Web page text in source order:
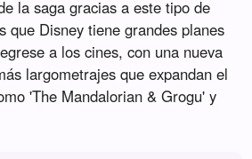
la saga gracias a este tipo de
que Disney tiene grandes planes
a los cines, con una nueva
largometrajes que expandan el
'The Mandalorian & Grogu' y